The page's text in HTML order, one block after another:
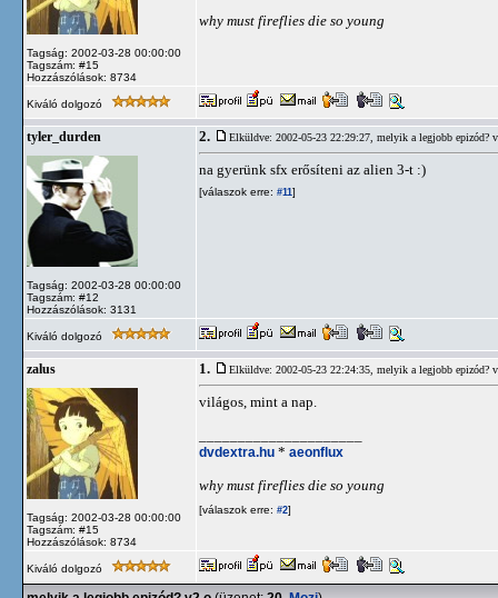
Tagság: 2002-03-28 00:00:00
Tagszám: #15
Hozzászólások: 8734
why must fireflies die so young
Kiváló dolgozó
tyler_durden
Tagság: 2002-03-28 00:00:00
Tagszám: #12
Hozzászólások: 3131
2. Elküldve: 2002-05-23 22:29:27, melyik a legjobb epizód?
na gyerünk sfx erősíteni az alien 3-t :)
[válaszok erre: #11]
Kiváló dolgozó
zalus
Tagság: 2002-03-28 00:00:00
Tagszám: #15
Hozzászólások: 8734
1. Elküldve: 2002-05-23 22:24:35, melyik a legjobb epizód?
világos, mint a nap.
dvdextra.hu * aeonflux
why must fireflies die so young
[válaszok erre: #2]
Kiváló dolgozó